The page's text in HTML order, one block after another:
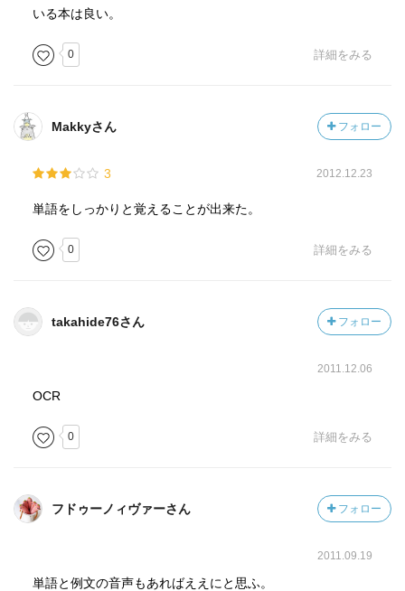
いる本は良い。
0 詳細をみる
Makkyさん フォロー
3 2012.12.23
単語をしっかりと覚えることが出来た。
0 詳細をみる
takahide76さん フォロー
2011.12.06
OCR
0 詳細をみる
フドゥーノィヴァーさん フォロー
2011.09.19
単語と例文の音声もあればええにと思ふ。